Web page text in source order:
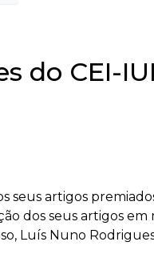
do CEI-
seus artigos
dos seus artigos
Luís Nuno